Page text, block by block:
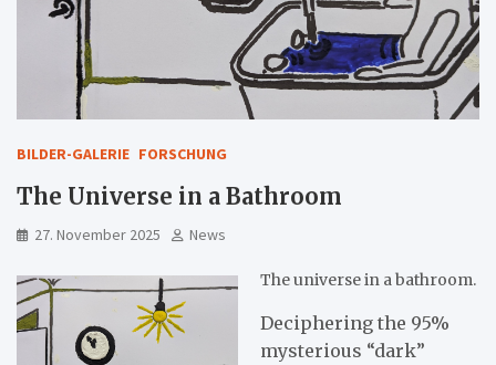
BILDER-GALERIE FORSCHUNG
The Universe in a Bathroom
27. November 2025 News
The universe in a bathroom.
Deciphering the 95%
mysterious “dark”